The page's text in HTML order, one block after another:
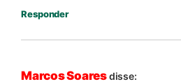
Responder
Marcos Soaresdisse: